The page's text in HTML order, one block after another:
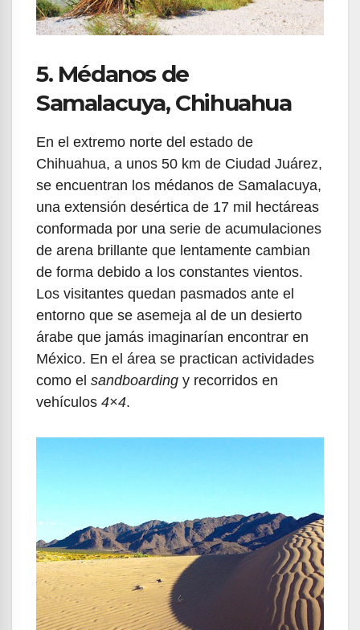
5. Médanos de
Samalacuya, Chihuahua
En el extremo norte del estado de
Chihuahua, a unos 50 km de Ciudad Juárez,
se encuentran los médanos de Samalacuya,
una extensión desértica de 17 mil hectáreas
conformada por una serie de acumulaciones
de arena brillante que lentamente cambian
de forma debido a los constantes vientos.
Los visitantes quedan pasmados ante el
entorno que se asemeja al de un desierto
árabe que jamás imaginarían encontrar en
México. En el área se practican actividades
como el sandboarding y recorridos en
vehículos 4×4.